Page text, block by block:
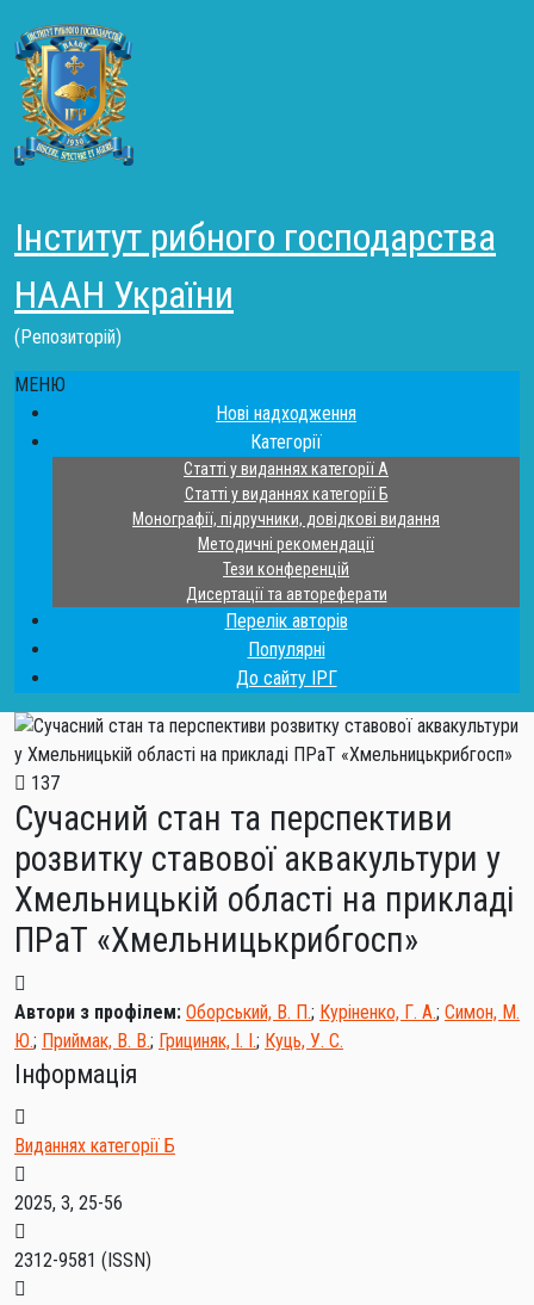
Інститут рибного господарства
НААН України
(Репозиторій)
МЕНЮ
Нові надходження
Категорії
Статті у виданнях категорії А
Статті у виданнях категорії Б
Монографії, підручники, довідкові видання
Методичні рекомендації
Тези конференцій
Дисертації та автореферати
Перелік авторів
Популярні
До сайту ІРГ
137
Сучасний стан та перспективи
розвитку ставової аквакультури у
Хмельницькій області на прикладі
ПРаТ «Хмельницькрибгосп»
Автори з профілем: Оборський, В. П.; Куріненко, Г. А.; Симон, М.
Ю.; Приймак, В. В.; Грициняк, І. І.; Куць, У. С.
Інформація
Виданнях категорії Б
2025, 3, 25-56
2312-9581 (ISSN)